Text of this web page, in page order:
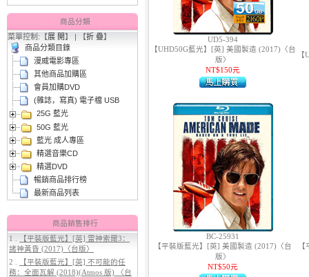
2.【平裝版藍光】[英] 曼達洛人與
古古 (2026)[台版字幕]
3.【平裝版藍光】[英] 阿凡達3：火
與燼 (2025)(Atmos 版)〈台版〉
商品分類
菜單控制:【展 開】 | 【折 疊】
商品分類目錄
漫威電影專區
其他商品加購區
會員加購DVD
(雜誌，寫真) 電子檔 USB
25G 藍光
50G 藍光
藍光 成人專區
精選音樂CD
精選DVD
暢銷商品排行榜
最新商品列表
商品銷售排行
1 .
【平裝版藍光】[英] 雷神索爾3：
諸神黃昏 (2017)〈台版〉
2 .
【平裝版藍光】[英] 不可能的任
務：全面瓦解 (2018)(Atmos 版) 〈台
UD5-394
【UHD50G藍光】[英] 美國製造 (2017)〈台
版〉
NT$150元
BC-25931
【平裝版藍光】[英] 美國製造 (2017)〈台
版〉
NT$50元